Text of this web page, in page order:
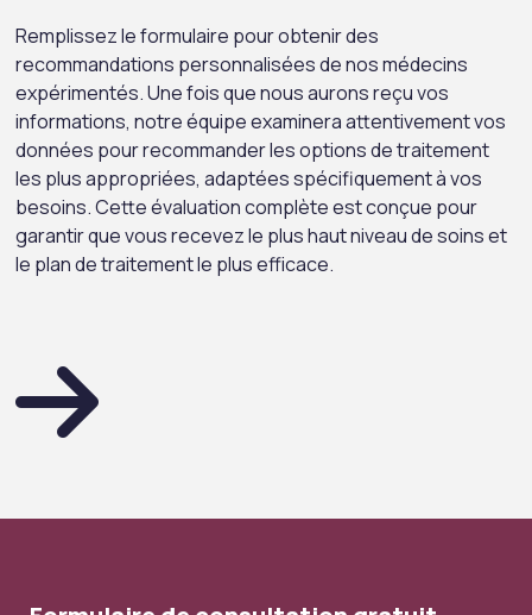
Remplissez le formulaire pour obtenir des
recommandations personnalisées de nos médecins
expérimentés. Une fois que nous aurons reçu vos
informations, notre équipe examinera attentivement vos
données pour recommander les options de traitement
les plus appropriées, adaptées spécifiquement à vos
besoins. Cette évaluation complète est conçue pour
garantir que vous recevez le plus haut niveau de soins et
le plan de traitement le plus efficace.